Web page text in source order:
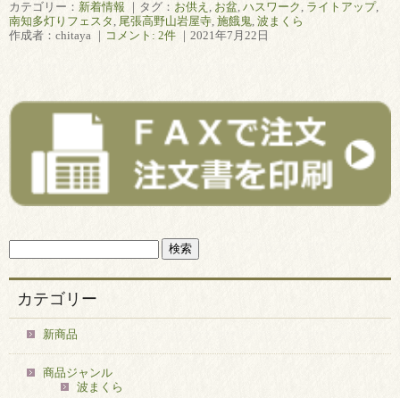
カテゴリー： 新着情報 ｜タグ： お供え お盆 ハスワーク ライトアップ,
南知多灯りフェスタ 尾張高野山岩屋寺 施餓鬼 波まくら
作成者：chitaya ｜ コメント: 2件 ｜2021年7月22日
カテゴリー
新商品
商品ジャンル
波まくら